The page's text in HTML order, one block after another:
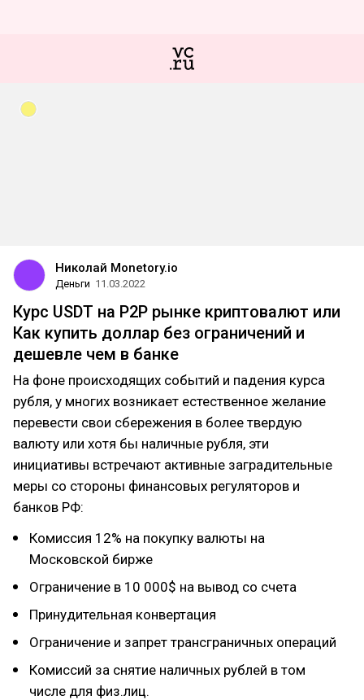
Николай Monetory.io
Деньги 11.03.2022
Курс USDT на P2P рынке криптовалют или
Как купить доллар без ограничений и
дешевле чем в банке
На фоне происходящих событий и падения курса
рубля, у многих возникает естественное желание
перевести свои сбережения в более твердую
валюту или хотя бы наличные рубля, эти
инициативы встречают активные заградительные
меры со стороны финансовых регуляторов и
банков РФ:
Комиссия 12% на покупку валюты на
Московской бирже
Ограничение в 10 000$ на вывод со счета
Принудительная конвертация
Ограничение и запрет трансграничных операций
Комиссий за снятие наличных рублей в том
числе для физ.лиц.